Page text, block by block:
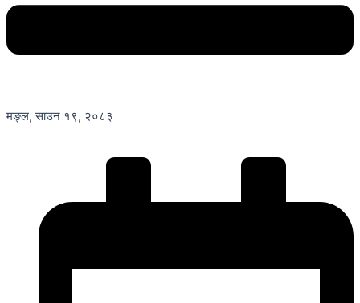
मङ्ल, साउन १९, २०८३